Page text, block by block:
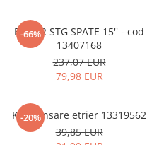
-66%
ETRIER STG SPATE 15'' - cod
13407168
237,07 EUR
79,98 EUR
-20%
Kit etansare etrier 13319562
39,85 EUR